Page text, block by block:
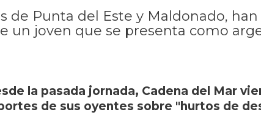
de Punta del Este y Maldonado,
un joven que se presenta como
la pasada jornada, Cadena del Mar
de sus oyentes sobre "hurtos de